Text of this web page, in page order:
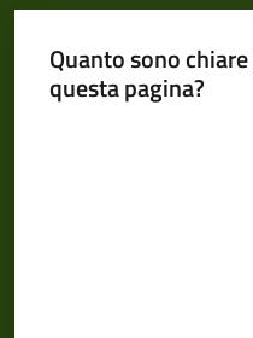
Quanto sono
questa pagina?